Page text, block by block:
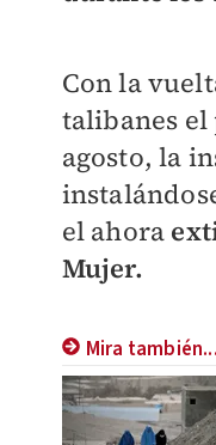
Con la
talibanes el
agosto, la
el ahora
Mujer.
Mira también...